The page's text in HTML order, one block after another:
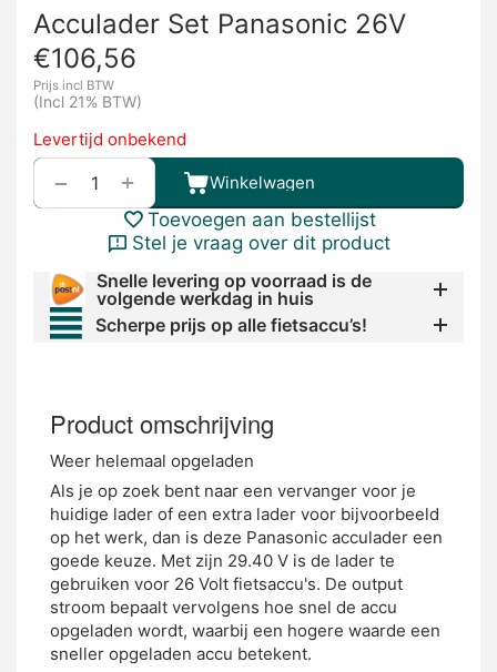
Acculader Set Panasonic 26V
€106,56
Prijs incl BTW
(Incl 21% BTW)
Levertijd onbekend
+
− Winkelwagen
Toevoegen aan bestellijst
Stel je vraag over dit product
Snelle levering op voorraad is de
volgende werkdag in huis
Scherpe prijs op alle fietsaccu’s!
Product omschrijving
Weer helemaal opgeladen
Als je op zoek bent naar een vervanger voor je
huidige lader of een extra lader voor bijvoorbeeld
op het werk, dan is deze Panasonic acculader een
goede keuze. Met zijn 29.40 V is de lader te
gebruiken voor 26 Volt fietsaccu's. De output
stroom bepaalt vervolgens hoe snel de accu
opgeladen wordt, waarbij een hogere waarde een
sneller opgeladen accu betekent.